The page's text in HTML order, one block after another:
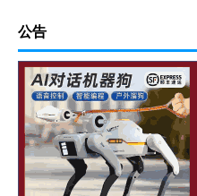
公告